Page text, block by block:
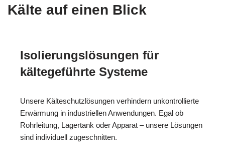
Kälte auf einen Blick
Isolierungslösungen für
kältegeführte Systeme
Unsere Kälteschutzlösungen verhindern unkontrollierte
Erwärmung in industriellen Anwendungen. Egal ob
Rohrleitung, Lagertank oder Apparat – unsere Lösungen
sind individuell zugeschnitten.